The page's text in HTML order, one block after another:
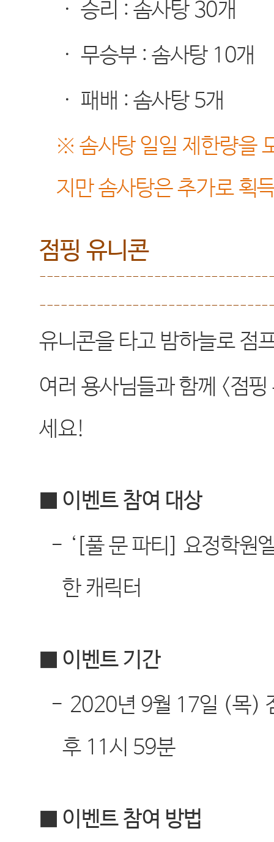
· 승리 : 솜사탕30개
· 무승부:솜사탕10개
· 패배 : 솜사탕5개
※솜사탕 일일 제한량을
지만 솜사탕은 추가로 획
점핑 유니콘
유니콘을 타고 밤하늘로 점
여러 용사님들과 함께 <점핑
세요!
■ 이벤트 참여 대상
- ‘[ 풀 문 파티
요정학원
한 캐릭터
■ 이벤트 기간
- 2020년 9월 17일 (목)
후11 시 59분
■ 이벤트 참여 방법